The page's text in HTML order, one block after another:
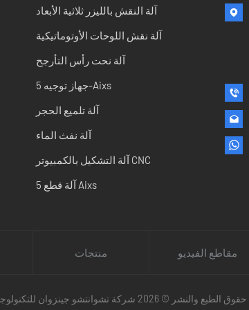
آلة النقش بالليزر ثلاثية الأبعاد
آلة نقش اللوحات الأوتوماتيكية
آلة نحت رأس التأرجح
جهاز توجيه 5-Aixs
آلة تلميع الحجر
آلة نفث الماء
آلة التشكيل بالكمبيوتر CNC
آلة قطع 5 Aixs
منتجات مقاطع الفيديو